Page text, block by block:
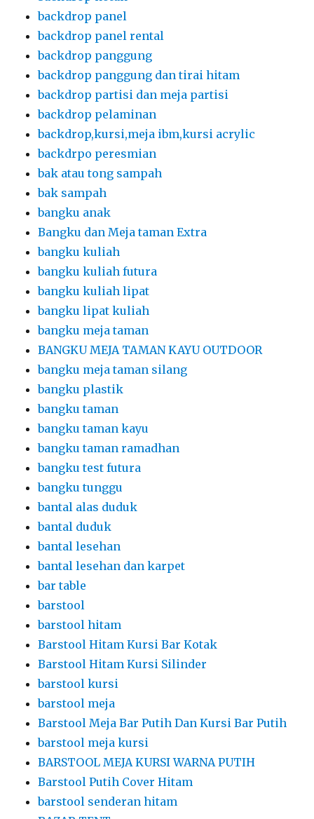
backdrop panel
backdrop panel rental
backdrop panggung
backdrop panggung dan tirai hitam
backdrop partisi dan meja partisi
backdrop pelaminan
backdrop,kursi,meja ibm,kursi acrylic
backdrpo peresmian
bak atau tong sampah
bak sampah
bangku anak
Bangku dan Meja taman Extra
bangku kuliah
bangku kuliah futura
bangku kuliah lipat
bangku lipat kuliah
bangku meja taman
BANGKU MEJA TAMAN KAYU OUTDOOR
bangku meja taman silang
bangku plastik
bangku taman
bangku taman kayu
bangku taman ramadhan
bangku test futura
bangku tunggu
bantal alas duduk
bantal duduk
bantal lesehan
bantal lesehan dan karpet
bar table
barstool
barstool hitam
Barstool Hitam Kursi Bar Kotak
Barstool Hitam Kursi Silinder
barstool kursi
barstool meja
Barstool Meja Bar Putih Dan Kursi Bar Putih
barstool meja kursi
BARSTOOL MEJA KURSI WARNA PUTIH
Barstool Putih Cover Hitam
barstool senderan hitam